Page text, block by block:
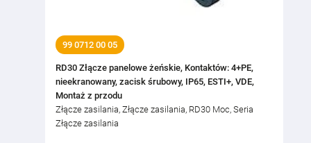
99 0712 00 05
RD30 Złącze panelowe żeńskie, Kontaktów: 4+PE,
nieekranowany, zacisk śrubowy, IP65, ESTI+, VDE,
Montaż z przodu
Złącze zasilania, Złącze zasilania, RD30 Moc, Seria
Złącze zasilania